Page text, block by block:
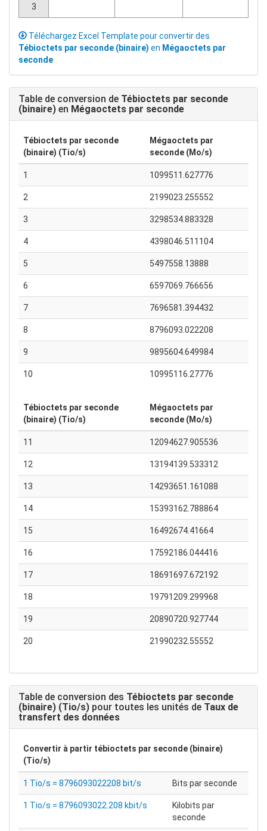
3
Téléchargez Excel Template pour convertir des
Tébioctets par seconde (binaire) en Mégaoctets par
seconde
Table de conversion de Tébioctets par seconde
(binaire) en Mégaoctets par seconde
Tébioctets par seconde
(binaire) (Tio/s)
Mégaoctets par
seconde (Mo/s)
1 1099511.627776
2 2199023.255552
3 3298534.883328
4 4398046.511104
5 5497558.13888
6 6597069.766656
7 7696581.394432
8 8796093.022208
9 9895604.649984
10 10995116.27776
Tébioctets par seconde
(binaire) (Tio/s)
Mégaoctets par
seconde (Mo/s)
11 12094627.905536
12 13194139.533312
13 14293651.161088
14 15393162.788864
15 16492674.41664
16 17592186.044416
17 18691697.672192
18 19791209.299968
19 20890720.927744
20 21990232.55552
Table de conversion des Tébioctets par seconde
(binaire) (Tio/s) pour toutes les unités de Taux de
transfert des données
Convertir à partir tébioctets par seconde (binaire)
(Tio/s)
1 Tio/s = 8796093022208 bit/s Bits par seconde
1 Tio/s = 8796093022.208 kbit/s
Kilobits par
seconde